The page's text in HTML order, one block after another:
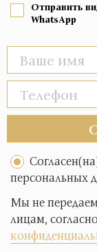
Отправить
WhatsApp
персональных
Мы не
лицам,